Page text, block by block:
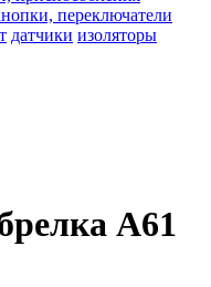
переключатели
датчики изоляторы
A61